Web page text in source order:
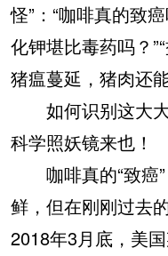
怪”：“咖啡真的致
化钾堪比毒药吗？
猪瘟蔓延，猪肉还
如何识别这大大
科学照妖镜来也！
咖啡真的“致癌”
鲜，但在刚刚过去
2018年3月底，美